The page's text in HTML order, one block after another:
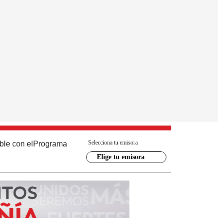
con el Programa Selecciona tu emisora
Elige tu emisora